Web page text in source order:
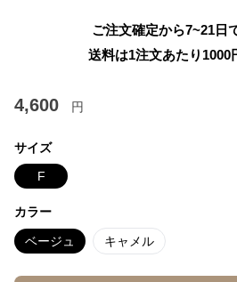
ご注文確定から7~21日
送料は1注文あたり 1000
4,600 円
サイズ
F
カラー
ベージュ キャメル